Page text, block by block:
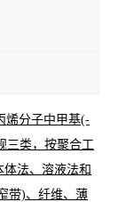
烯分子中甲基(-
三类，按聚合工
法、溶液法和
带)、纤维、薄